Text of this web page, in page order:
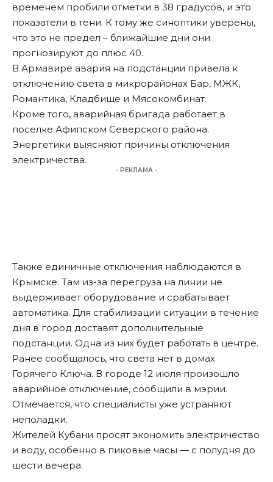
временем пробили отметки в 38 градусов, и это
показатели в тени. К тому же синоптики уверены,
что это не предел – ближайшие дни они
прогнозируют до плюс 40.
В Армавире авария на подстанции привела к
отключению света в микрорайонах Бар, МЖК,
Романтика, Кладбище и Мясокомбинат.
Кроме того, аварийная бригада работает в
поселке Афипском Северского района.
Энергетики выясняют причины отключения
электричества.
- РЕКЛАМА -
Также единичные отключения наблюдаются в
Крымске. Там из-за перегруза на линии не
выдерживает оборудование и срабатывает
автоматика. Для стабилизации ситуации в течение
дня в город доставят дополнительные
подстанции. Одна из них будет работать в центре.
Ранее сообщалось, что света нет в домах
Горячего Ключа. В городе 12 июля произошло
аварийное отключение, сообщили в мэрии.
Отмечается, что специалисты уже устраняют
неполадки.
Жителей Кубани просят экономить электричество
и воду, особенно в пиковые часы — с полудня до
шести вечера.